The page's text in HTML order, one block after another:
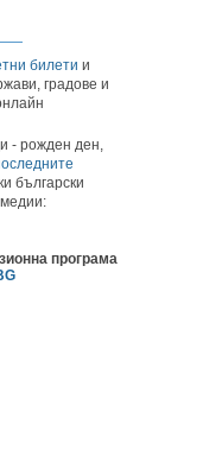
билети и
градове и
- рожден ден,
български
програма